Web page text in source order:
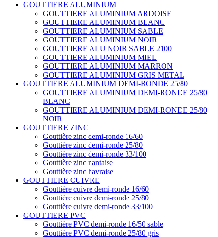
GOUTTIERE ALUMINIUM
GOUTTIERE ALUMINIUM ARDOISE
GOUTTIERE ALUMINIUM BLANC
GOUTTIERE ALUMINIUM SABLE
GOUTTIERE ALUMINIUM NOIR
GOUTTIERE ALU NOIR SABLE 2100
GOUTTIERE ALUMINIUM MIEL
GOUTTIERE ALUMINIUM MARRON
GOUTTIERE ALUMINIUM GRIS METAL
GOUTTIERE ALUMINIUM DEMI-RONDE 25/80
GOUTTIERE ALUMINIUM DEMI-RONDE 25/80
BLANC
GOUTTIERE ALUMINIUM DEMI-RONDE 25/80
NOIR
GOUTTIERE ZINC
Gouttière zinc demi-ronde 16/60
Gouttière zinc demi-ronde 25/80
Gouttière zinc demi-ronde 33/100
Gouttière zinc nantaise
Gouttière zinc havraise
GOUTTIERE CUIVRE
Gouttière cuivre demi-ronde 16/60
Gouttière cuivre demi-ronde 25/80
Gouttière cuivre demi-ronde 33/100
GOUTTIERE PVC
Gouttière PVC demi-ronde 16/50 sable
Gouttière PVC demi-ronde 25/80 gris